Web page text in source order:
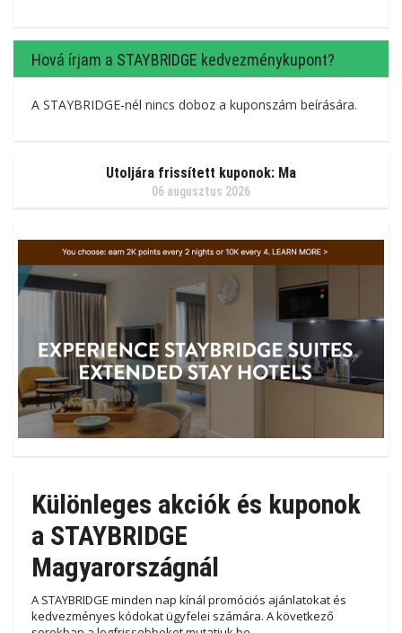
Hová írjam a STAYBRIDGE kedvezménykupont?
A STAYBRIDGE-nél nincs doboz a kuponszám beírására.
Utoljára frissített kuponok: Ma
06 augusztus 2026
Különleges akciók és kuponok
a STAYBRIDGE
Magyarországnál
A STAYBRIDGE minden nap kínál promóciós ajánlatokat és
kedvezményes kódokat ügyfelei számára. A következő